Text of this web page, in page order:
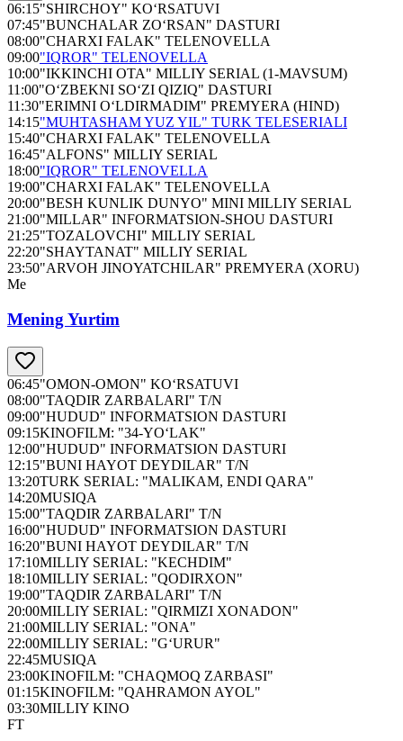
06:15"SHIRCHOY" KO‘RSATUVI
07:45"BUNCHALAR ZO‘RSAN" DASTURI
08:00"CHARXI FALAK" TELENOVELLA
09:00"IQROR" TELENOVELLA
10:00"IKKINCHI OTA" MILLIY SERIAL (1-MAVSUM)
11:00"O‘ZBEKNI SO‘ZI QIZIQ" DASTURI
11:30"ERIMNI O‘LDIRMADIM" PREMYERA (HIND)
14:15"MUHTASHAM YUZ YIL" TURK TELESERIALI
15:40"CHARXI FALAK" TELENOVELLA
16:45"ALFONS" MILLIY SERIAL
18:00"IQROR" TELENOVELLA
19:00"CHARXI FALAK" TELENOVELLA
20:00"BESH KUNLIK DUNYO" MINI MILLIY SERIAL
21:00"MILLAR" INFORMATSION-SHOU DASTURI
21:25"TOZALOVCHI" MILLIY SERIAL
22:20"SHAYTANAT" MILLIY SERIAL
23:50"ARVOH JINOYATCHILAR" PREMYERA (XORU)
Me
Mening Yurtim
06:45"OMON-OMON" KO‘RSATUVI
08:00"TAQDIR ZARBALARI" T/N
09:00"HUDUD" INFORMATSION DASTURI
09:15KINOFILM: "34-YO‘LAK"
12:00"HUDUD" INFORMATSION DASTURI
12:15"BUNI HAYOT DEYDILAR" T/N
13:20TURK SERIAL: "MALIKAM, ENDI QARA"
14:20MUSIQA
15:00"TAQDIR ZARBALARI" T/N
16:00"HUDUD" INFORMATSION DASTURI
16:20"BUNI HAYOT DEYDILAR" T/N
17:10MILLIY SERIAL: "KECHDIM"
18:10MILLIY SERIAL: "QODIRXON"
19:00"TAQDIR ZARBALARI" T/N
20:00MILLIY SERIAL: "QIRMIZI XONADON"
21:00MILLIY SERIAL: "ONA"
22:00MILLIY SERIAL: "G‘URUR"
22:45MUSIQA
23:00KINOFILM: "CHAQMOQ ZARBASI"
01:15KINOFILM: "QAHRAMON AYOL"
03:30MILLIY KINO
FT